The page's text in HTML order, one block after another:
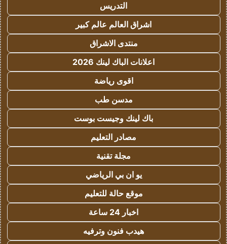
التدريس
اشراق العالم عالم كبير
منتدى الاشراق
اعلانات الباك لينك 2026
اقوى رياضة
مدسن طب
باك لينك وجيست بوست
مصادر التعليم
مجلة تقنية
يو ان بي الرياضي
موقع حالة للتعليم
اخبار 24 ساعة
هيدب فنون وترفيه